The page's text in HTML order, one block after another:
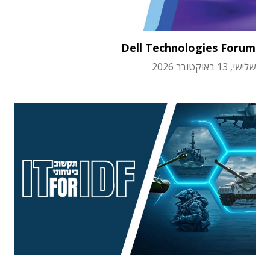
Dell Technologies Forum
שלישי, 13 באוקטובר 2026